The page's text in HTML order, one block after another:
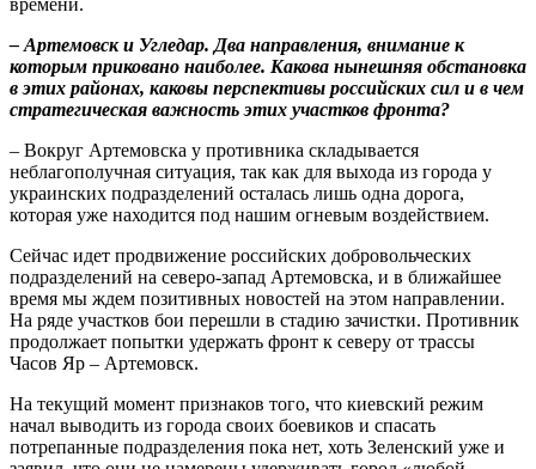
времени.
– Артемовск и Угледар. Два направления, внимание к
которым приковано наиболее. Какова нынешняя обстановка
в этих районах, каковы перспективы российских сил и в чем
стратегическая важность этих участков фронта?
– Вокруг Артемовска у противника складывается
неблагополучная ситуация, так как для выхода из города у
украинских подразделений осталась лишь одна дорога,
которая уже находится под нашим огневым воздействием.
Сейчас идет продвижение российских добровольческих
подразделений на северо-запад Артемовска, и в ближайшее
время мы ждем позитивных новостей на этом направлении.
На ряде участков бои перешли в стадию зачистки. Противник
продолжает попытки удержать фронт к северу от трассы
Часов Яр – Артемовск.
На текущий момент признаков того, что киевский режим
начал выводить из города своих боевиков и спасать
потрепанные подразделения пока нет, хоть Зеленский уже и